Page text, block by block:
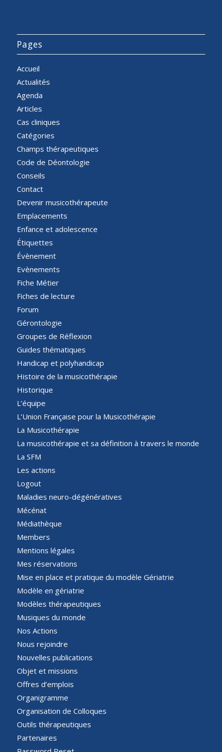
Pages
Accueil
Actualités
Agenda
Articles
Cas cliniques
Catégories
Champs thérapeutiques
Code de Déontologie
Conseils
Contact
Devenir musicothérapeute
Emplacements
Enfance et adolescence
Étiquettes
Évènement
Evènements
Fiche Métier
Fiches de lecture
Forum
Gérontologie
Groupes de Réflexion
Guides thématiques
Handicap et polyhandicap
Histoire de la musicothérapie
Historique
L’équipe
L’Union Française pour la Musicothérapie
La Musicothérapie
La musicothérapie et sa définition à travers le monde
La SFM
Les actions
Logout
Maladies neuro-dégénératives
Mécénat
Médiathèque
Members
Mentions légales
Mes réservations
Mise en place et pratique du modèle Gériatrie
Modèle en gériatrie
Modèles thérapeutiques
Musiques du monde
Nos Actions
Nous rejoindre
Nouvelles publications
Objet et missions
Offres d’emplois
Organigramme
Organisation de Colloques
Outils thérapeutiques
Partenaires